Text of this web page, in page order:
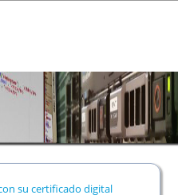
su certificado digital